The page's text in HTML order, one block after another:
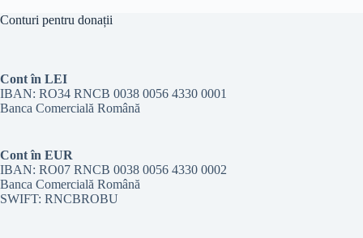
Conturi pentru donații
Cont în LEI
IBAN: RO34 RNCB 0038 0056 4330 0001
Banca Comercială Română
Cont în EUR
IBAN: RO07 RNCB 0038 0056 4330 0002
Banca Comercială Română
SWIFT: RNCBROBU